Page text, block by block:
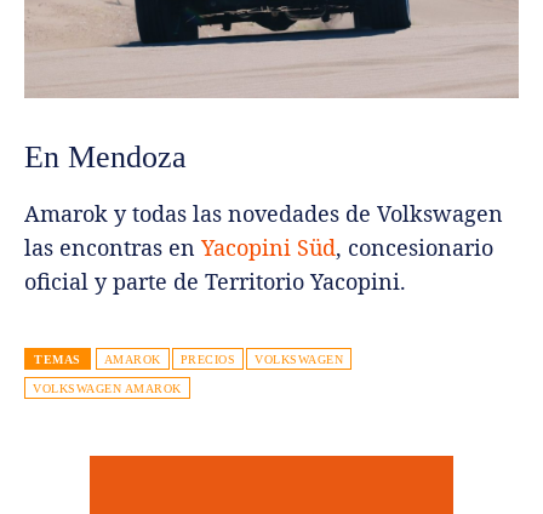
En Mendoza
Amarok y todas las novedades de Volkswagen
las encontras en Yacopini Süd, concesionario
oficial y parte de Territorio Yacopini.
TEMAS AMAROK PRECIOS VOLKSWAGEN
VOLKSWAGEN AMAROK